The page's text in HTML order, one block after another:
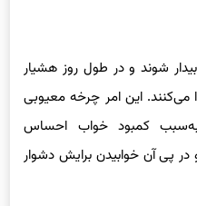
شوند و در طول روز هشیار
می‌کنند. این امر چرخه معیوبی
کمبود خواب احساس
پی آن خوابیدن برایش دشوار